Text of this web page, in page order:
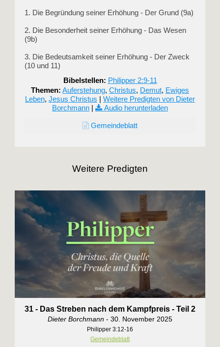
1. Die Begründung seiner Erhöhung - Der Grund (9a)
2. Die Besonderheit seiner Erhöhung - Das Wesen
(9b)
3. Die Bedeutsamkeit seiner Erhöhung - Der Zweck
(10 und 11)
Bibelstellen: Philipper 2:9-11
Themen: Auferstehung, Christus, Demut, Ewiges
Leben, Jesus Christus | Weitere Predigten von Dieter
Borchmann | Audio herunterladen
Gemeindeblatt
Weitere Predigten
31 - Das Streben nach dem Kampfpreis - Teil 2
Dieter Borchmann - 30. November 2025
Philipper 3:12-16
Gemeindeblatt